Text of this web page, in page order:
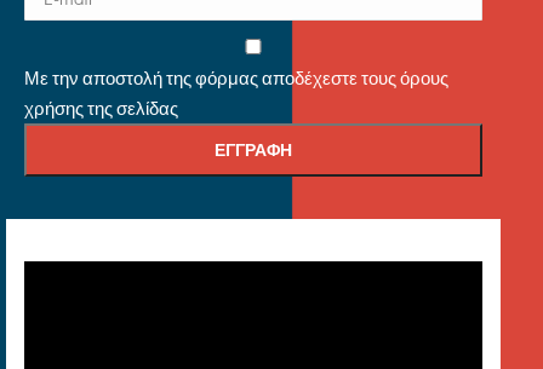
Με την αποστολή της φόρμας αποδέχεστε τους όρους
χρήσης της σελίδας